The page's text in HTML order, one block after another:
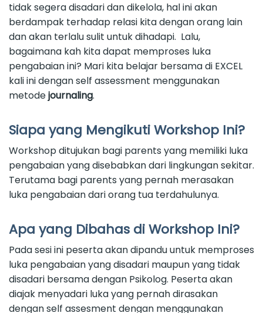
tidak segera disadari dan dikelola, hal ini akan
berdampak terhadap relasi kita dengan orang lain
dan akan terlalu sulit untuk dihadapi. Lalu,
bagaimana kah kita dapat memproses luka
pengabaian ini? Mari kita belajar bersama di EXCEL
kali ini dengan self assessment menggunakan
metodejournaling.
Siapa yang Mengikuti Workshop Ini?
Workshop ditujukan bagi parents yang memiliki luka
pengabaian yang disebabkan dari lingkungan sekitar.
Terutama bagi parents yang pernah merasakan
luka pengabaian dari orang tua terdahulunya.
Apa yang Dibahas di Workshop Ini?
Pada sesi ini peserta akan dipandu untuk memproses
luka pengabaian yang disadari maupun yang tidak
disadari bersama dengan Psikolog. Peserta akan
diajak menyadari luka yang pernah dirasakan
dengan self assesment dengan menggunakan